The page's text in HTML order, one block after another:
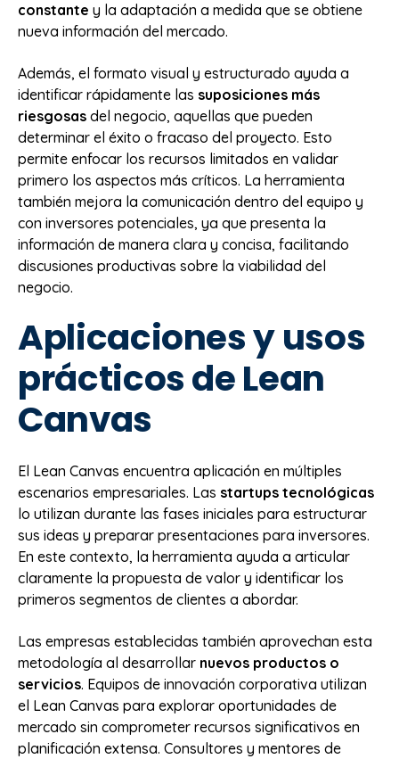
constante y la adaptación a medida que se obtiene
nueva información del mercado.
Además, el formato visual y estructurado ayuda a
identificar rápidamente las suposiciones más
riesgosas del negocio, aquellas que pueden
determinar el éxito o fracaso del proyecto. Esto
permite enfocar los recursos limitados en validar
primero los aspectos más críticos. La herramienta
también mejora la comunicación dentro del equipo y
con inversores potenciales, ya que presenta la
información de manera clara y concisa, facilitando
discusiones productivas sobre la viabilidad del
negocio.
Aplicaciones y usos
prácticos de Lean
Canvas
El Lean Canvas encuentra aplicación en múltiples
escenarios empresariales. Las startups tecnológicas
lo utilizan durante las fases iniciales para estructurar
sus ideas y preparar presentaciones para inversores.
En este contexto, la herramienta ayuda a articular
claramente la propuesta de valor y identificar los
primeros segmentos de clientes a abordar.
Las empresas establecidas también aprovechan esta
metodología al desarrollar nuevos productos o
servicios. Equipos de innovación corporativa utilizan
el Lean Canvas para explorar oportunidades de
mercado sin comprometer recursos significativos en
planificación extensa. Consultores y mentores de